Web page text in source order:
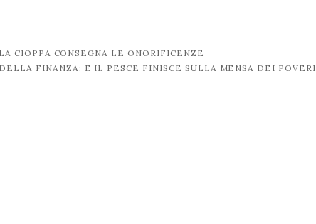
CIOPPA CONSEGNA LE ONORIFICENZE
FINANZA: E IL PESCE FINISCE SULLA MENSA DEI POVERI